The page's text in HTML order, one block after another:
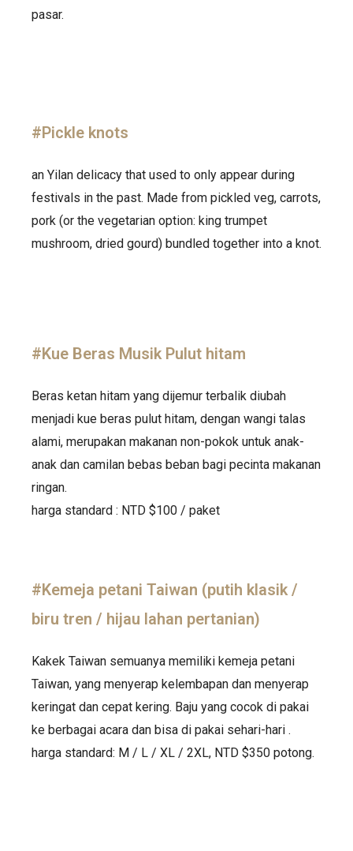
pasar.
#Pickle knots
an Yilan delicacy that used to only appear during
festivals in the past. Made from pickled veg, carrots,
pork (or the vegetarian option: king trumpet
mushroom, dried gourd) bundled together into a knot.
#Kue Beras Musik Pulut hitam
Beras ketan hitam yang dijemur terbalik diubah
menjadi kue beras pulut hitam, dengan wangi talas
alami, merupakan makanan non-pokok untuk anak-
anak dan camilan bebas beban bagi pecinta makanan
ringan.
harga standard : NTD $100 / paket
#Kemeja petani Taiwan (putih klasik /
biru tren / hijau lahan pertanian)
Kakek Taiwan semuanya memiliki kemeja petani
Taiwan, yang menyerap kelembapan dan menyerap
keringat dan cepat kering. Baju yang cocok di pakai
ke berbagai acara dan bisa di pakai sehari-hari .
harga standard: M / L / XL / 2XL, NTD $350 potong.